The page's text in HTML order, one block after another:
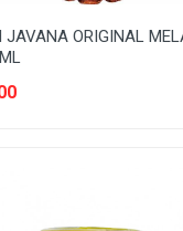
JAVANA ORIGINAL